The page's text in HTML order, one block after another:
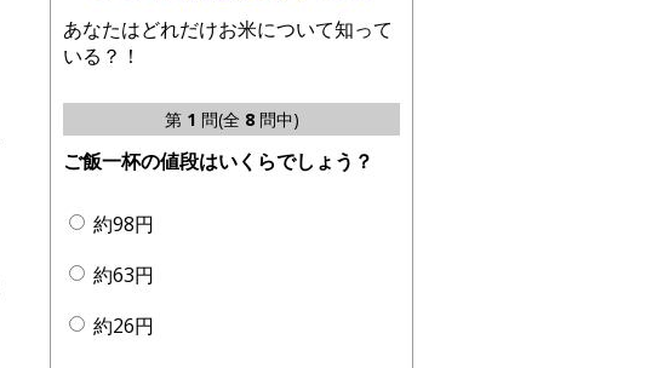
あなたはどれだけお米について知って
いる？！
第 1 問(全 8問中)
ご飯一杯の値段はいくらでしょう？
約98円
約63円
約26円